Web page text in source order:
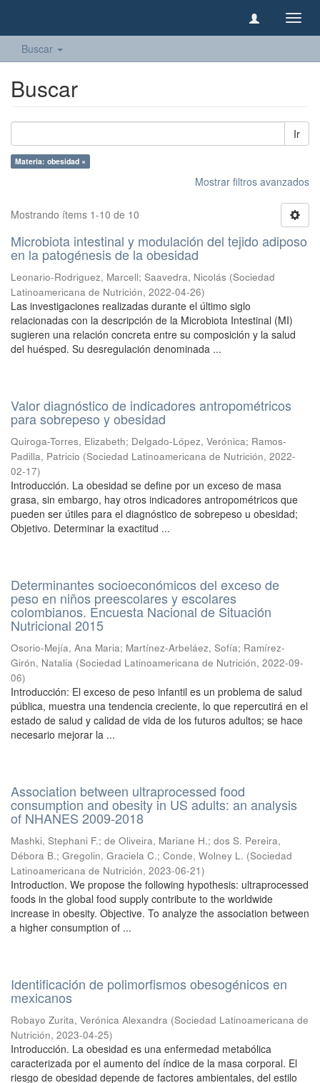
Buscar
Buscar
Ir
Materia: obesidad ×
Mostrar filtros avanzados
Mostrando ítems 1-10 de 10
Microbiota intestinal y modulación del tejido adiposo
en la patogénesis de la obesidad
Leonario-Rodriguez, Marcell; Saavedra, Nicolás (Sociedad
Latinoamericana de Nutrición, 2022-04-26)
Las investigaciones realizadas durante el último siglo
relacionadas con la descripción de la Microbiota Intestinal (MI)
sugieren una relación concreta entre su composición y la salud
del huésped. Su desregulación denominada ...
Valor diagnóstico de indicadores antropométricos
para sobrepeso y obesidad
Quiroga-Torres, Elizabeth; Delgado-López, Verónica; Ramos-
Padilla, Patricio (Sociedad Latinoamericana de Nutrición, 2022-
02-17)
Introducción. La obesidad se define por un exceso de masa
grasa, sin embargo, hay otros indicadores antropométricos que
pueden ser útiles para el diagnóstico de sobrepeso u obesidad;
Objetivo. Determinar la exactitud ...
Determinantes socioeconómicos del exceso de
peso en niños preescolares y escolares
colombianos. Encuesta Nacional de Situación
Nutricional 2015
Osorio-Mejía, Ana Maria; Martínez-Arbeláez, Sofía; Ramírez-
Girón, Natalia (Sociedad Latinoamericana de Nutrición, 2022-09-
06)
Introducción: El exceso de peso infantil es un problema de salud
pública, muestra una tendencia creciente, lo que repercutirá en el
estado de salud y calidad de vida de los futuros adultos; se hace
necesario mejorar la ...
Association between ultraprocessed food
consumption and obesity in US adults: an analysis
of NHANES 2009-2018
Mashki, Stephani F.; de Oliveira, Mariane H.; dos S. Pereira,
Débora B.; Gregolin, Graciela C.; Conde, Wolney L. (Sociedad
Latinoamericana de Nutrición, 2023-06-21)
Introduction. We propose the following hypothesis: ultraprocessed
foods in the global food supply contribute to the worldwide
increase in obesity. Objective. To analyze the association between
a higher consumption of ...
Identificación de polimorfismos obesogénicos en
mexicanos
Robayo Zurita, Verónica Alexandra (Sociedad Latinoamericana de
Nutrición, 2023-04-25)
Introducción. La obesidad es una enfermedad metabólica
caracterizada por el aumento del índice de la masa corporal. El
riesgo de obesidad depende de factores ambientales, del estilo